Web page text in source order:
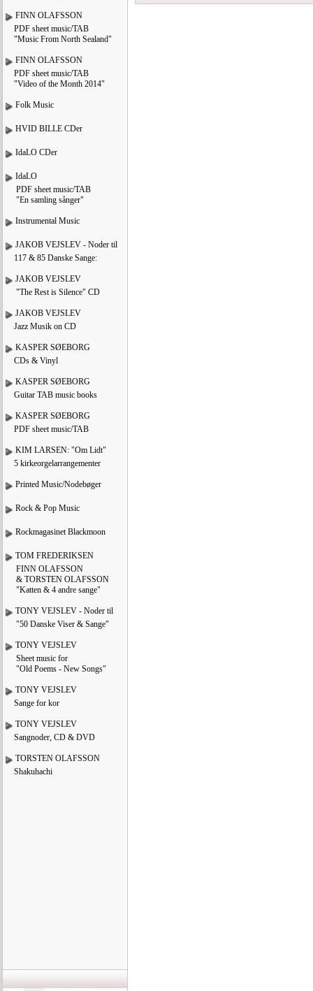
FINN OLAFSSON
PDF sheet music/TAB
"Music From North Sealand"
FINN OLAFSSON
PDF sheet music/TAB
"Video of the Month 2014"
Folk Music
HVID BILLE CDer
IdaLO CDer
IdaLO
PDF sheet music/TAB
"En samling sånger"
Instrumental Music
JAKOB VEJSLEV - Noder til
117 & 85 Danske Sange:
JAKOB VEJSLEV
"The Rest is Silence" CD
JAKOB VEJSLEV
Jazz Musik on CD
KASPER SØEBORG
CDs & Vinyl
KASPER SØEBORG
Guitar TAB music books
KASPER SØEBORG
PDF sheet music/TAB
KIM LARSEN: "Om Lidt"
5 kirkeorgelarrangementer
Printed Music/Nodebøger
Rock & Pop Music
Rockmagasinet Blackmoon
TOM FREDERIKSEN
FINN OLAFSSON
& TORSTEN OLAFSSON
"Katten & 4 andre sange"
TONY VEJSLEV - Noder til
"50 Danske Viser & Sange"
TONY VEJSLEV
Sheet music for
"Old Poems - New Songs"
TONY VEJSLEV
Sange for kor
TONY VEJSLEV
Sangnoder, CD & DVD
TORSTEN OLAFSSON
Shakuhachi